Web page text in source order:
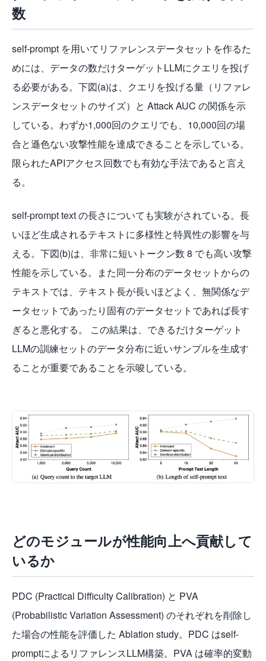
数
self-prompt を用いてリファレンスデータセットを作るた
めには、データの数だけターゲットLLMにクエリを投げ
る必要がある。下図(a)は、クエリを投げる量（リファレ
ンスデータセットのサイズ）と Attack AUC の関係を示
している。わずか1,000回のクエリでも、10,000回の場
合と遜色ない攻撃性能を達成できることを示している。
限られたAPIアクセス回数でも有効な手法であると言え
る。
self-prompt text の長さについても実験がされている。長
いほど生成されるテキストに多様性と特異性の影響を与
える。下図(b)は、非常に短いトークン数 8 でも高い攻撃
性能を示している。また同一分布のデータセットからの
テキストでは、テキスト長が長いほどよく、無関係なデ
ータセットであったり固有のデータセットであれば長す
ぎると悪化する。 この結果は、できるだけターゲット
LLMの訓練セットのデータ分布に近いサンプルを生成す
ることが重要であることを示唆している。
どのモジュールが性能向上へ貢献して
いるか
PDC (Practical Difficulty Calibration) と PVA
(Probabilistic Variation Assessment) のそれぞれを削除し
た場合の性能を評価した Ablation study。PDC はself-
promptによるリファレンスLLM構築。PVA は確率的変動